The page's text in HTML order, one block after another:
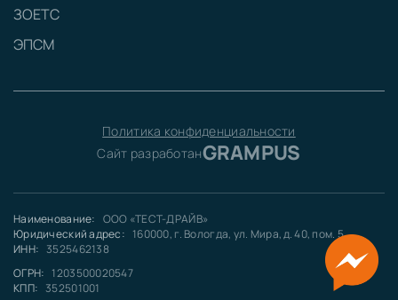
ЗОЕТС
ЭПСМ
Политика конфиденциальности
Сайт разработанGRAMPUS
Наименование: ООО «ТЕСТ-ДРАЙВ»
Юридический адрес: 160000, г. Вологда, ул. Мира, д. 40, пом. 5
ИНН: 3525462138
ОГРН: 1203500020547
КПП: 352501001